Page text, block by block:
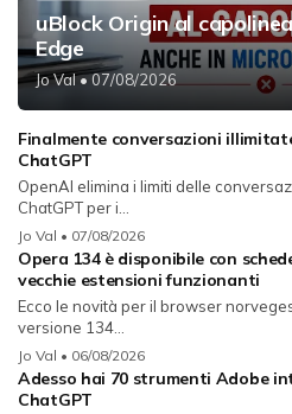
uBlock Origin al
Edge
Jo Val• 07/08/2026
Finalmente conversazioni
ChatGPT
OpenAI elimina i limiti delle
ChatGPT per i...
Jo Val • 07/08/2026
Opera 134 è disponibile con
vecchie estensioni funzionanti
Ecco le novità per il browser
versione 134...
Jo Val • 06/08/2026
Adesso hai 70 strumenti Adobe
ChatGPT